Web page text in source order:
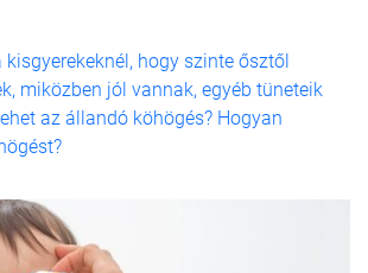
kisgyerekeknél, hogy szinte ősztől
miközben jól vannak, egyéb tüneteik
az állandó köhögés? Hogyan